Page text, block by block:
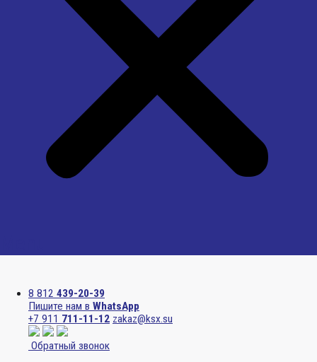
8 812 439-20-39
Пишите нам в WhatsApp
+7 911 711-11-12 zakaz@ksx.su
Обратный звонок